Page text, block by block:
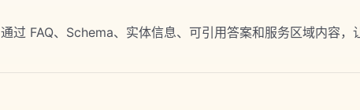
通过 FAQ、Schema、实体信息、可引用答案和服务区域内容